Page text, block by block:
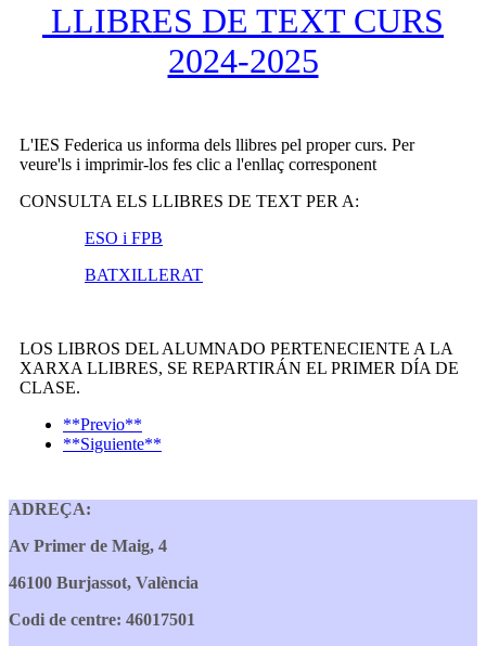
LLIBRES DE TEXT CURS
2024-2025
L'IES Federica us informa dels llibres pel proper curs. Per
veure'ls i imprimir-los fes clic a l'enllaç corresponent
CONSULTA ELS LLIBRES DE TEXT PER A:
ESO i FPB
BATXILLERAT
LOS LIBROS DEL ALUMNADO PERTENECIENTE A LA
XARXA LLIBRES, SE REPARTIRÁN EL PRIMER DÍA DE
CLASE.
**Previo**
**Siguiente**
ADREÇA:
Av Primer de Maig, 4
46100 Burjassot, València
Codi de centre: 46017501